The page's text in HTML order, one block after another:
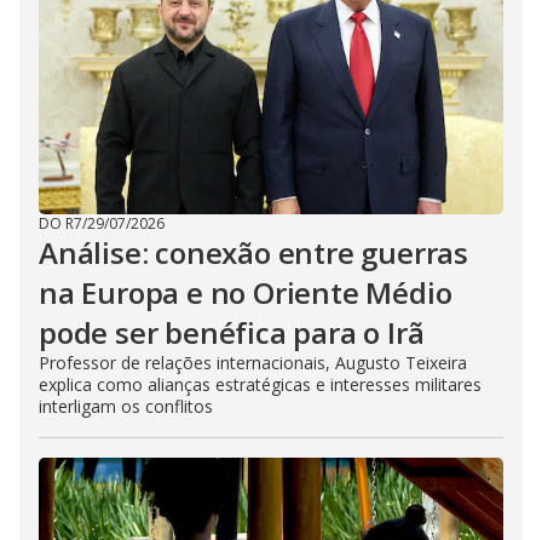
DO R7/29/07/2026
Análise: conexão entre guerras
na Europa e no Oriente Médio
pode ser benéfica para o Irã
Professor de relações internacionais, Augusto Teixeira
explica como alianças estratégicas e interesses militares
interligam os conflitos